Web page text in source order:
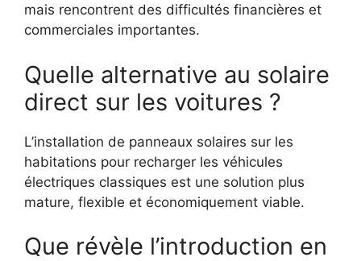
mais rencontrent des difficultés financières et
commerciales importantes.
Quelle alternative au solaire
direct sur les voitures ?
L’installation de panneaux solaires sur les
habitations pour recharger les véhicules
électriques classiques est une solution plus
mature, flexible et économiquement viable.
Que révèle l’introduction en